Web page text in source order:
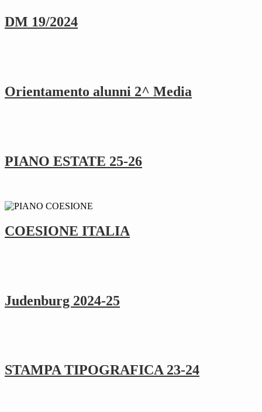
DM 19/2024
Orientamento alunni 2^ Media
PIANO ESTATE 25-26
COESIONE ITALIA
Judenburg 2024-25
STAMPA TIPOGRAFICA 23-24